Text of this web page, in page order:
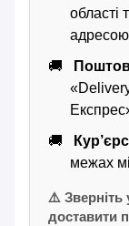
області
адресою
межах
⚠️ Зверніть
доставити